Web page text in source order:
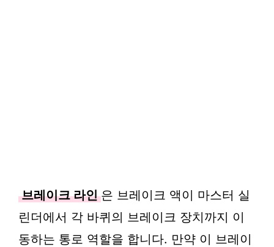
브레이크 라인 은 브레이크 액이 마스터 실
린더에서 각 바퀴의 브레이크 장치까지 이
동하는 통로 역할을 합니다. 만약 이 브레이